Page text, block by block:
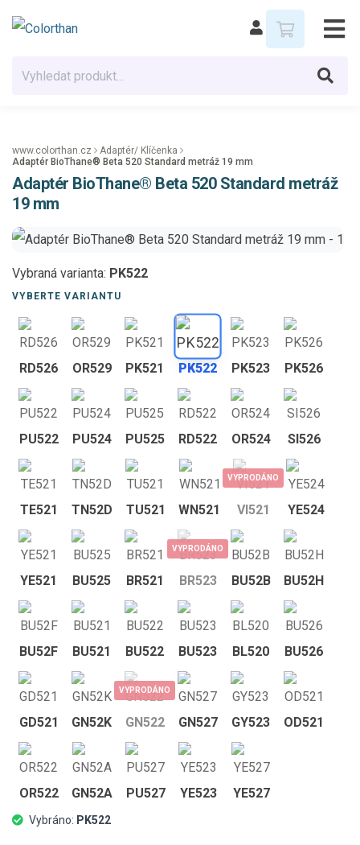
www.colorthan.cz
Adaptér/ Klíčenka
Adaptér BioThane® Beta 520 Standard metráž 19 mm
Adaptér BioThane® Beta 520 Standard metráž
19 mm
Vybraná varianta: PK522
VYBERTE VARIANTU
RD526 OR529 PK521 PK522 PK523 PK526
PU522 PU524 PU525 RD522 OR524 SI526
TE521 TN52D TU521 WN521
VYPRODÁNO
VI521 YE524
YE521 BU525 BR521
VYPRODÁNO
BR523 BU52B BU52H
BU52F BU521 BU522 BU523 BL520 BU526
GD521 GN52K
VYPRODÁNO
GN522 GN527 GY523 OD521
OR522 GN52A PU527 YE523 YE527
Vybráno: PK522